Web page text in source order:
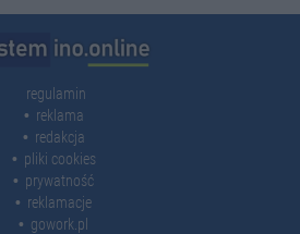
regulamin
reklama
redakcja
pliki cookies
prywatność
reklamacje
gowork.pl